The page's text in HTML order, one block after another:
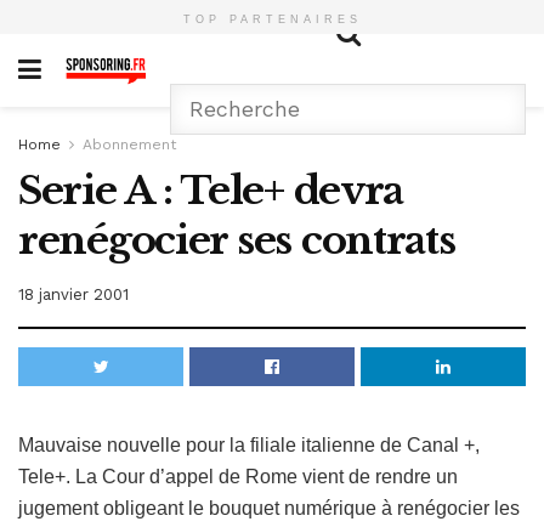
TOP PARTENAIRES
Home Abonnement
Serie A : Tele+ devra
renégocier ses contrats
18 janvier 2001
Mauvaise nouvelle pour la filiale italienne de Canal +,
Tele+. La Cour d’appel de Rome vient de rendre un
jugement obligeant le bouquet numérique à renégocier les